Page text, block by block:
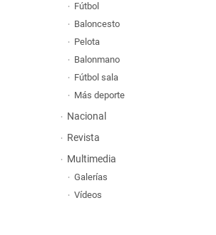
Fútbol
Baloncesto
Pelota
Balonmano
Fútbol sala
Más deporte
Nacional
Revista
Multimedia
Galerías
Vídeos